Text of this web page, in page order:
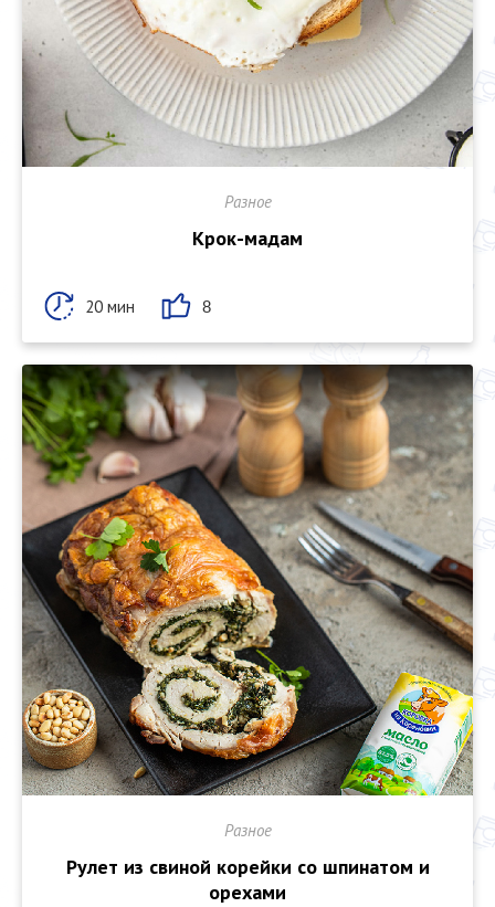
Разное
Крок-мадам
20 мин 8
Разное
Рулет из свиной корейки со шпинатом и
орехами